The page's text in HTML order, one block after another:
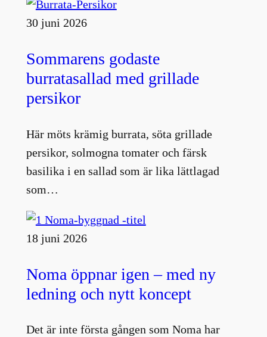
30 juni 2026
Sommarens godaste
burratasallad med grillade
persikor
Här möts krämig burrata, söta grillade
persikor, solmogna tomater och färsk
basilika i en sallad som är lika lättlagad
som…
18 juni 2026
Noma öppnar igen – med ny
ledning och nytt koncept
Det är inte första gången som Noma har